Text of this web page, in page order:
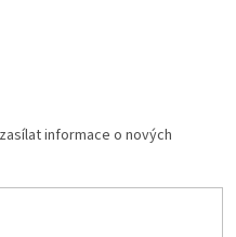
informace o nových